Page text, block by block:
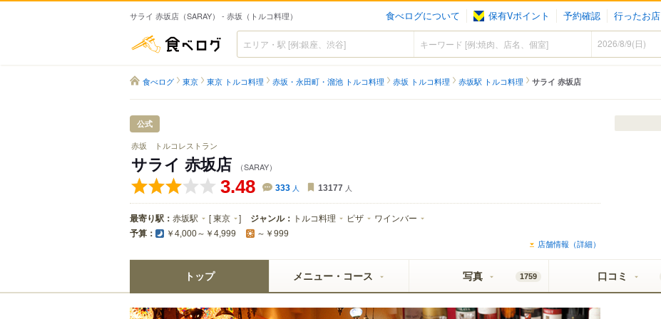
サライ 赤坂店（SARAY） - 赤坂（トルコ料理） 食べログについて 保有Vポイント 予約確認 行ったお店
食べログ
食べログ 東京 東京 トルコ料理 赤坂・永田町・溜池 トルコ料理 赤坂 トルコ料理 赤坂駅 トルコ料理 サライ 赤坂店
公式
赤坂 トルコレストラン
サライ 赤坂店 （SARAY）
3.48 333 人 13177 人
最寄り駅： 赤坂駅 [東京 ] ジャンル： トルコ料理 ピザ ワインバー
予算： ￥4,000～￥4,999 ～￥999
店舗情報（詳細）
トップ メニュー・コース 写真 1759 口コミ